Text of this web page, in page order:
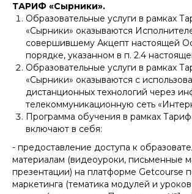
ТАРИФ «Сырники».
Образовательные услуги в рамках
«Сырники» оказываются
совершившему Акцепт настоящей
порядке, указанном в п. 2.4
Образовательные услуги в рамках
«Сырники» оказываются с
дистанционных технологий через
телекоммуникационную сеть
Программа обучения в рамках
включают в себя:
- предоставление доступа к
материалам (видеоуроки, письменные
презентации) на платформе Getcourse
маркетинга (тематика модулей и уроков